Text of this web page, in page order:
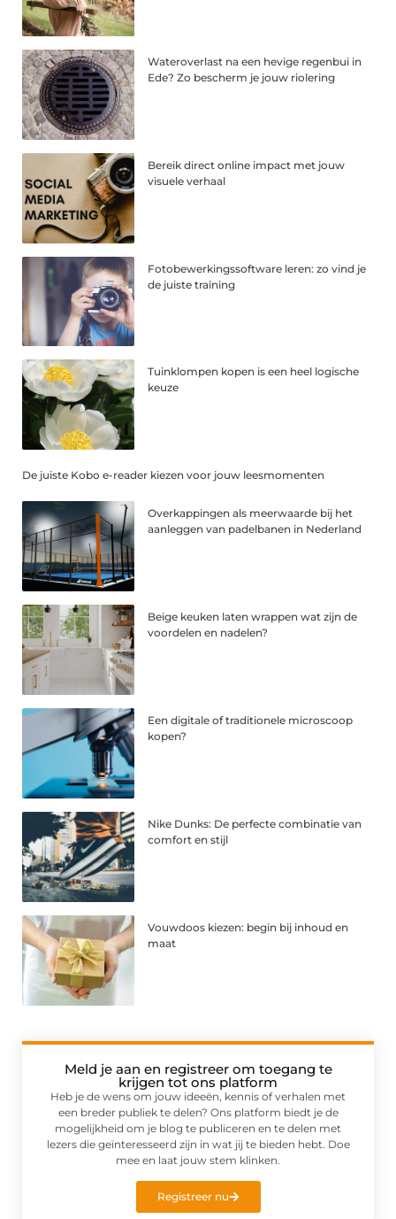
Wateroverlast na een hevige regenbui in
Ede? Zo bescherm je jouw riolering
Bereik direct online impact met jouw
visuele verhaal
Fotobewerkingssoftware leren: zo vind je
de juiste training
Tuinklompen kopen is een heel logische
keuze
De juiste Kobo e-reader kiezen voor jouw leesmomenten
Overkappingen als meerwaarde bij het
aanleggen van padelbanen in Nederland
Beige keuken laten wrappen wat zijn de
voordelen en nadelen?
Een digitale of traditionele microscoop
kopen?
Nike Dunks: De perfecte combinatie van
comfort en stijl
Vouwdoos kiezen: begin bij inhoud en
maat
Meld je aan en registreer om toegang te
krijgen tot ons platform
Heb je de wens om jouw ideeën, kennis of verhalen met
een breder publiek te delen? Ons platform biedt je de
mogelijkheid om je blog te publiceren en te delen met
lezers die geïnteresseerd zijn in wat jij te bieden hebt. Doe
mee en laat jouw stem klinken.
Registreer nu